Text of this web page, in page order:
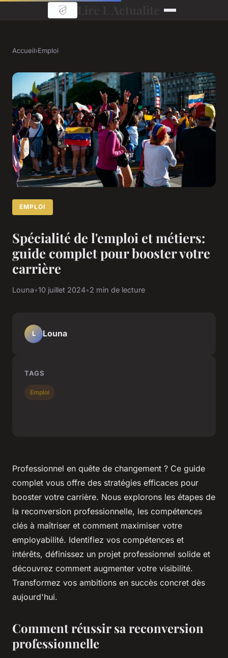
Accueil›Emploi
EMPLOI
Spécialité de l'emploi et métiers:
guide complet pour booster votre
carrière
Louna•10 juillet 2024•2 min de lecture
Professionnel en quête de changement ? Ce guide
complet vous offre des stratégies efficaces pour
booster votre carrière. Nous explorons les étapes de
la reconversion professionnelle, les compétences
clés à maîtriser et comment maximiser votre
employabilité. Identifiez vos compétences et
intérêts, définissez un projet professionnel solide et
découvrez comment augmenter votre visibilité.
Transformez vos ambitions en succès concret dès
aujourd'hui.
Comment réussir sa reconversion
professionnelle
L Louna
TAGS
Emploi